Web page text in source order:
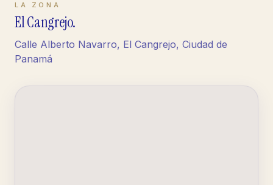
LA ZONA
El Cangrejo.
Calle Alberto Navarro, El Cangrejo, Ciudad de
Panamá